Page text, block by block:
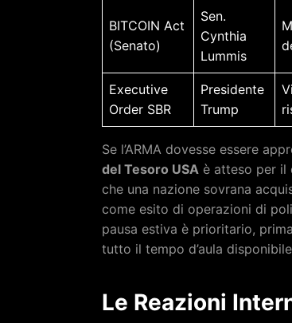
BITCOIN Act
(Senato)
Sen.
Cynthia
Lummis
Executive
Order SBR
Presidente
Trump
Se l’ARMA dovesse essere
del Tesoro USA è atteso per il
che una nazione sovrana
come esito di operazioni di
pausa estiva è prioritario,
tutto il tempo d’aula
Le Reazioni